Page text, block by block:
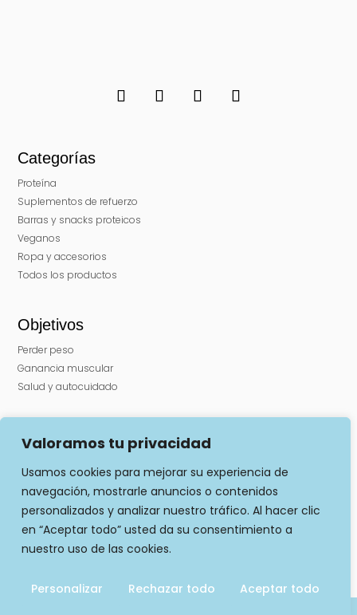
Valoramos tu privacidad
Usamos cookies para mejorar su experiencia de
navegación, mostrarle anuncios o contenidos
personalizados y analizar nuestro tráfico. Al hacer clic
en “Aceptar todo” usted da su consentimiento a
nuestro uso de las cookies.
Personalizar Rechazar todo Aceptar todo
Categorías
Proteína
Suplementos de refuerzo
Barras y snacks proteicos
Veganos
Ropa y accesorios
Todos los productos
Objetivos
Perder peso
Ganancia muscular
Salud y autocuidado
Otros
Gimnasios
Franquiciados